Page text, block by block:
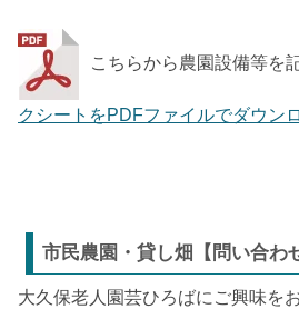
こちらから農園設備等を
クシートをPDFファイルでダウン
市民農園・貸し畑【問い合わ
大久保老人園芸ひろばにご興味を